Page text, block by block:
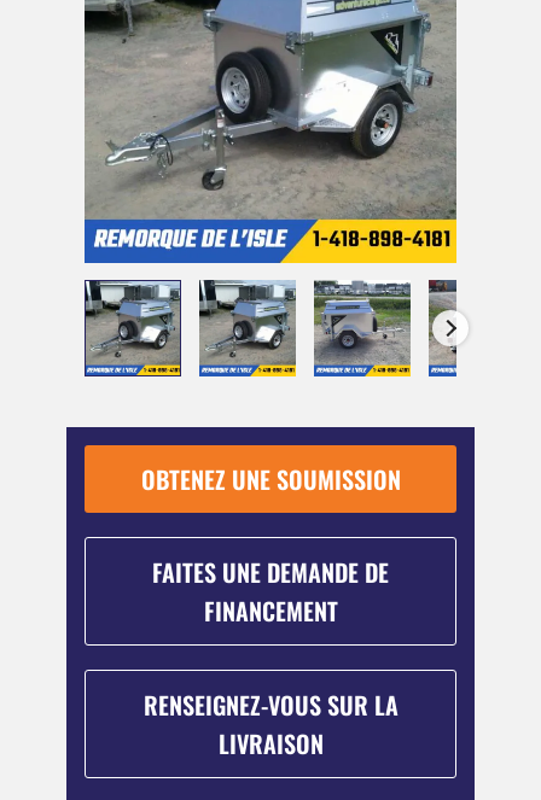
OBTENEZ UNE SOUMISSION
FAITES UNE DEMANDE DE
FINANCEMENT
RENSEIGNEZ-VOUS SUR LA
LIVRAISON